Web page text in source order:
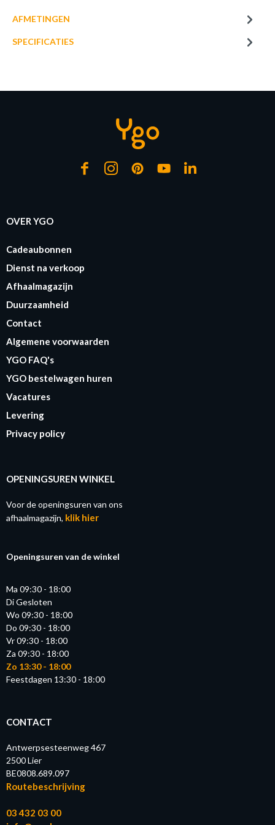
AFMETINGEN
SPECIFICATIES
LED-lamp LED LAMP Wit
OVER YGO
Cadeaubonnen
Dienst na verkoop
Afhaalmagazijn
Duurzaamheid
Contact
Algemene voorwaarden
YGO FAQ's
YGO bestelwagen huren
Vacatures
Levering
Privacy policy
OPENINGSUREN WINKEL
Voor de openingsuren van ons
afhaalmagazijn, klik hier
Openingsuren van de winkel
Ma 09:30 - 18:00
Di Gesloten
Wo 09:30 - 18:00
Do 09:30 - 18:00
Vr 09:30 - 18:00
Za 09:30 - 18:00
Zo 13:30 - 18:00
Feestdagen 13:30 - 18:00
CONTACT
Antwerpsesteenweg 467
2500 Lier
BE0808.689.097
Routebeschrijving
03 432 03 00